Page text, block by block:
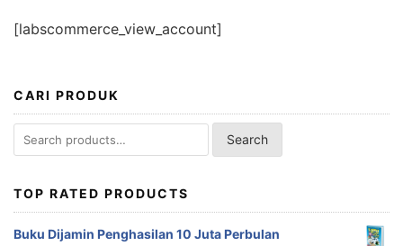
[labscommerce_view_account]
CARI PRODUK
for:
Search
TOP RATED PRODUCTS
Buku Dijamin Penghasilan 10 Juta Perbulan